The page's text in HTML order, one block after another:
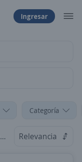
Ingresar
Categoría
Relevancia